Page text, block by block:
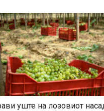
уште на лозовиот